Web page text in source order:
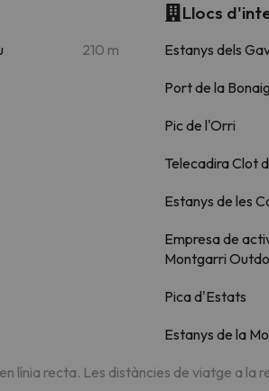
210 m
Llocs
Estanys dels
Port de la
Pic de l'Orri
Telecadira Clot
Estanys de les
Empresa de
Montgarri
Pica d'Estats
Estanys de la
línia recta. Les distàncies de viatge a la